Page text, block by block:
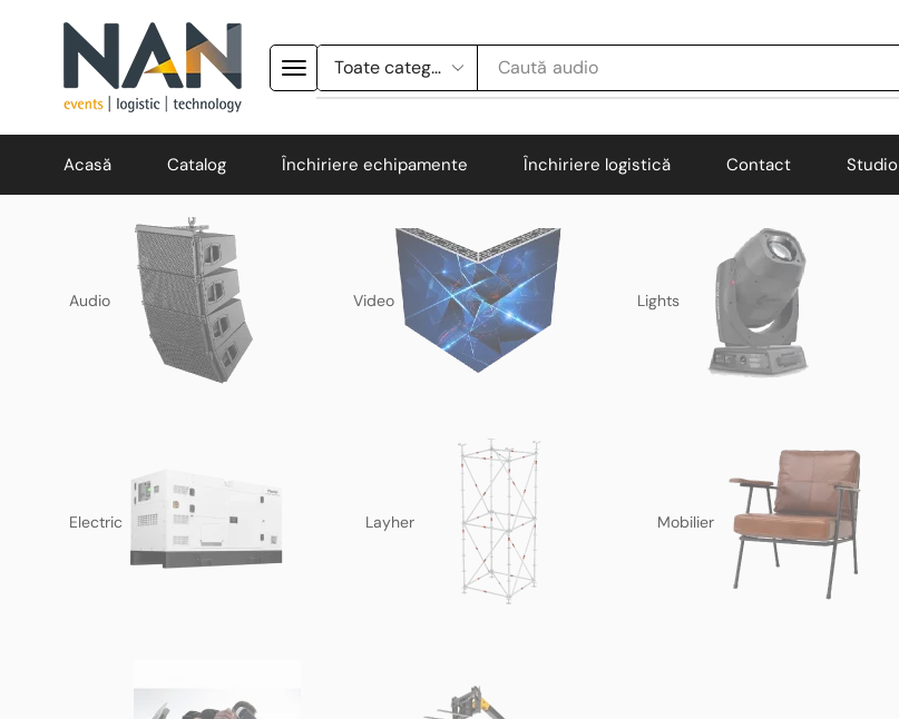
Caută audio
Acasă Catalog Închiriere echipamente Închiriere logistică Contact Studio
Audio Video Lights
Electric Layher Mobilier